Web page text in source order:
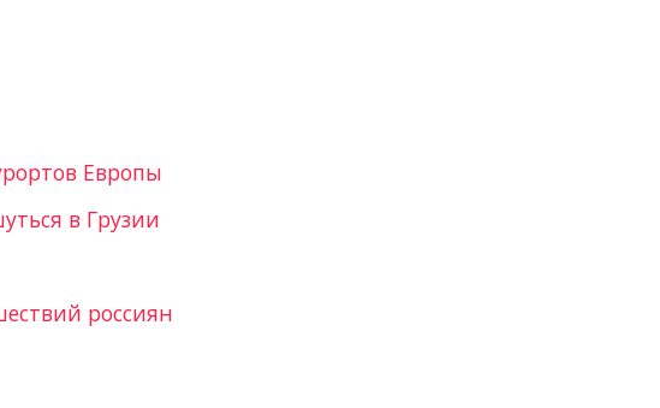
Европы
в Грузии
россиян